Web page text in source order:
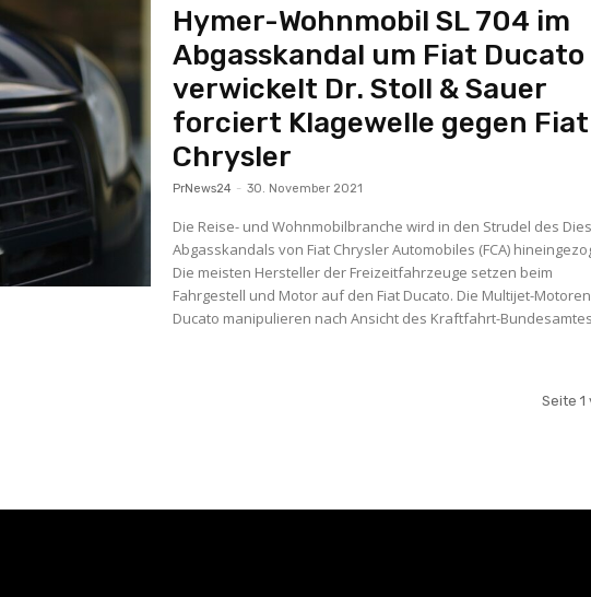
Hymer-Wohnmobil SL 704 im
Abgasskandal um Fiat Ducato
verwickelt Dr. Stoll & Sauer
forciert Klagewelle gegen Fiat
Chrysler
PrNews24 - 30. November 2021
Die Reise- und Wohnmobilbranche wird in den Strudel des
Abgasskandals von Fiat Chrysler Automobiles (FCA)
Die meisten Hersteller der Freizeitfahrzeuge setzen beim
Fahrgestell und Motor auf den Fiat Ducato. Die Multijet-
Ducato manipulieren nach Ansicht des Kraftfahrt-
Seite 1